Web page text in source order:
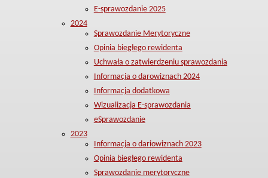
E-sprawozdanie 2025
2024
Sprawozdanie Merytoryczne
Opinia biegłego rewidenta
Uchwała o zatwierdzeniu sprawozdania
Informacja o darowiznach 2024
Informacja dodatkowa
Wizualizacja E-sprawozdania
eSprawozdanie
2023
Informacja o dariowiznach 2023
Opinia biegłego rewidenta
Sprawozdanie merytoryczne